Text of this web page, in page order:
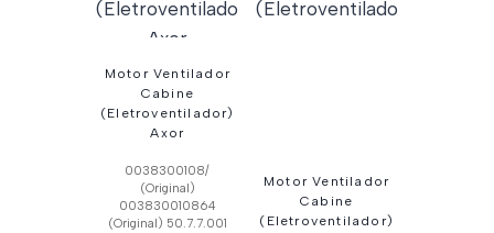
Motor Ventilador
Cabine
(Eletroventilador)
Axor
0038300108/
(Original)
003830010864
(Original) 50.7.7.001
Motor Ventilador
Cabine
(Eletroventilador)